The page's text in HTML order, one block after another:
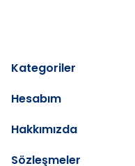
Kategoriler
Hesabım
Hakkımızda
Sözleşmeler